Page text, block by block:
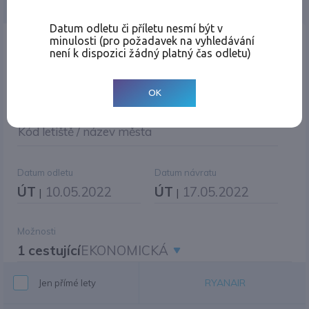
Místo odletu
Kód letiště / název města
Datum odletu
ÚT | 10.05.2022
Datum návratu
ÚT | 17.05.2022
Možnosti
1 cestujícíEKONOMICKÁ
Jen přímé lety RYANAIR
Datum odletu či příletu nesmí být v
minulosti (pro požadavek na vyhledávání
není k dispozici žádný platný čas odletu)
OK